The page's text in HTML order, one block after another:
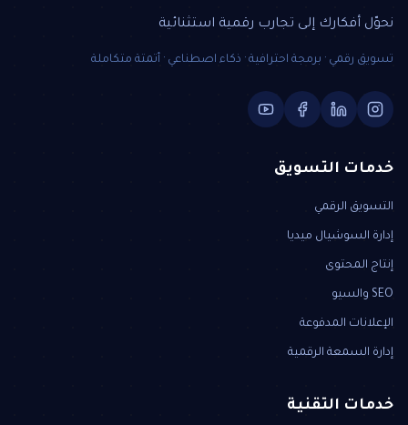
نحوّل أفكارك إلى تجارب رقمية استثنائية
تسويق رقمي · برمجة احترافية · ذكاء اصطناعي · أتمتة متكاملة
خدمات التسويق
التسويق الرقمي
إدارة السوشيال ميديا
إنتاج المحتوى
SEO والسيو
الإعلانات المدفوعة
إدارة السمعة الرقمية
خدمات التقنية